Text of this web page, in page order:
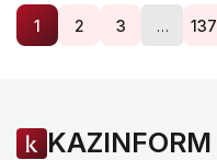
1 2 3 … 137
KAZINFORM